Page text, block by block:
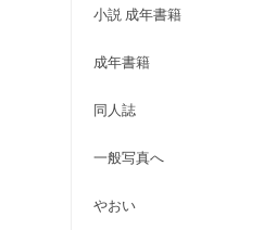
小説 成年書籍
成年書籍
同人誌
一般写真へ
やおい